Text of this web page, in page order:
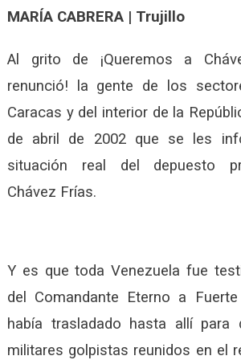
MARÍA CABRERA | Trujillo
Al grito de ¡Queremos a
renunció! la gente de los
Caracas y del interior de la
de abril de 2002 que se les
situación real del depuesto
Chávez Frías.
Y es que toda Venezuela fue
del Comandante Eterno a
había trasladado hasta allí para
militares golpistas reunidos en el